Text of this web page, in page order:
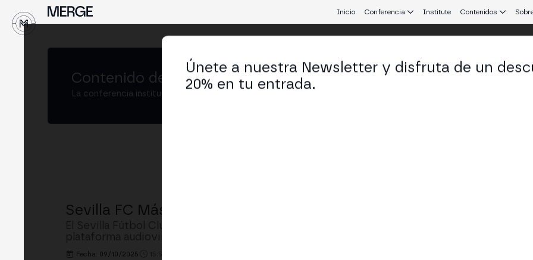
Inicio Conferencia Institute Contenidos
Contenido de MERGE Madrid 25
La conferencia institucional de cripto y Web3 que conecta Europa y Latinoamérica.
Sevilla FC Más: el Ecosistema Digital de un Club de Fútbol
Fecha: 09/10/2025
Únete a nuestra Newsletter y disfruta de un
20% en tu entrada.